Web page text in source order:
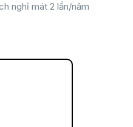
nghỉ mát 2 lần/năm